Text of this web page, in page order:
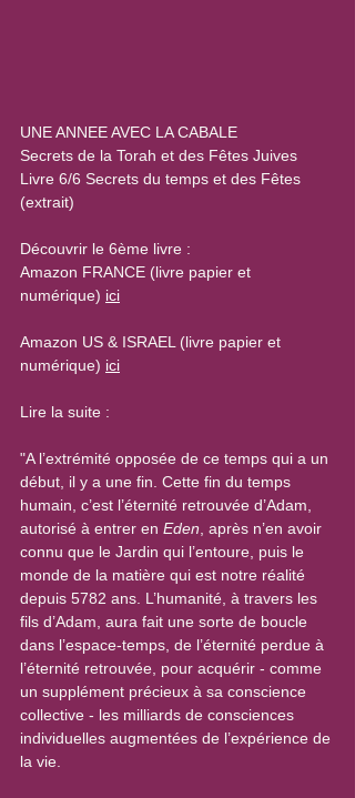
UNE ANNEE AVEC LA CABALE
Secrets de la Torah et des Fêtes Juives
Livre 6/6 Secrets du temps et des Fêtes
(extrait)
Découvrir le 6ème livre :
Amazon FRANCE (livre papier et
numérique) ici
Amazon US & ISRAEL (livre papier et
numérique) ici
Lire la suite :
"A l’extrémité opposée de ce temps qui a un
début, il y a une fin. Cette fin du temps
humain, c’est l’éternité retrouvée d’Adam,
autorisé à entrer en Eden , après n’en avoir
connu que le Jardin qui l’entoure, puis le
monde de la matière qui est notre réalité
depuis 5782 ans. L’humanité, à travers les
fils d’Adam, aura fait une sorte de boucle
dans l’espace-temps, de l’éternité perdue à
l’éternité retrouvée, pour acquérir - comme
un supplément précieux à sa conscience
collective - les milliards de consciences
individuelles augmentées de l’expérience de
la vie.